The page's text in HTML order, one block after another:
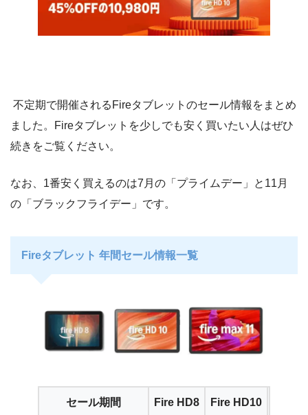
不定期で開催されるFireタブレットのセール情報をまとめ
ました。Fireタブレットを少しでも安く買いたい人はぜひ
続きをご覧ください。
なお、1番安く買えるのは7月の「プライムデー」と11月
の「ブラックフライデー」です。
Fireタブレット 年間セール情報一覧
セール期間 Fire HD8 Fire HD10